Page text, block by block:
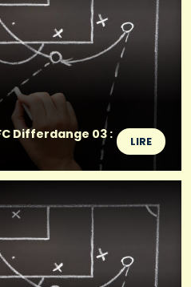
Differdange 03 :
LIRE